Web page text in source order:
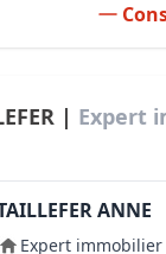
| Expert
ANNE
Expert